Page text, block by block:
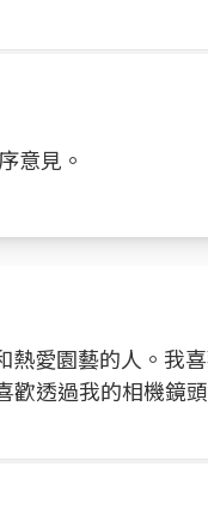
意見。
愛園藝的人。我
歡透過我的相機鏡